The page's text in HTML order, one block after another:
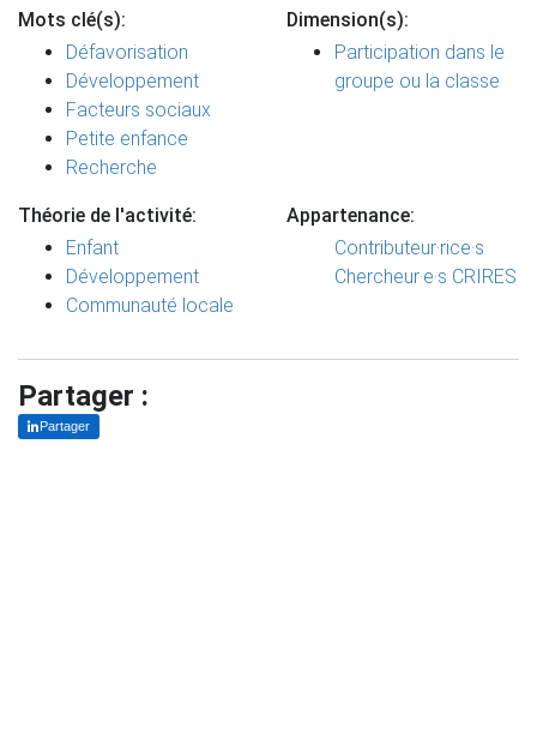
Mots clé(s):
Défavorisation
Développement
Facteurs sociaux
Petite enfance
Recherche
Dimension(s):
Participation dans le
groupe ou la classe
Théorie de l'activité:
Enfant
Développement
Communauté locale
Appartenance:
Contributeur·rice·s
Chercheur·e·s CRIRES
Partager :
Partager